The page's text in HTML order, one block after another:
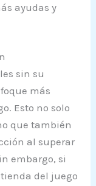
ayudas y
sin su
más
Esto no solo
que también
al superar
embargo, si
del juego